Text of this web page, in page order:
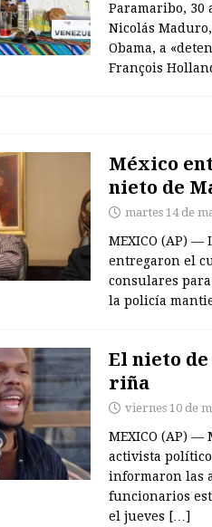
Paramaribo, 30
Nicolás
Obama, a
François
México
nieto de
martes 14 de
MEXICO (AP) —
entregaron el
consulares
la policía
El nieto
riña
viernes 10 de
MEXICO (AP) —
activista
informaron las
funcionarios
el jueves […]